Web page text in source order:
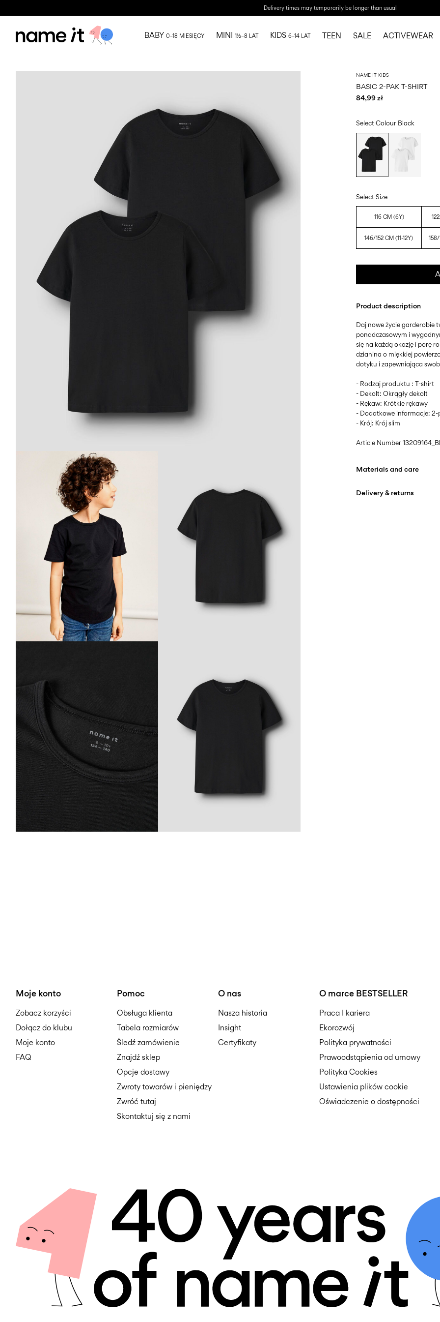
Delivery times may temporarily be longer than usual
BABY 0–18 MIESIĘCY MINI 1½–8 LAT KIDS 6–14 LAT TEEN SALE ACTIVEWEAR
NAME IT KIDS
BASIC 2-PAK T-SHIRT
84,99 zł
Select Colour Black
Select Size
116 CM (6Y)
146/152 CM (11-12Y)
Product description
Daj nowe życie garderobie
ponadczasowym i
się na każdą okazję i porę
dzianina o miękkiej
dotyku i zapewniająca
- Rodzaj produktu : T-shirt
- Dekolt: Okrągły dekolt
- Rękaw: Krótkie rękawy
- Dodatkowe informacje: 2-
- Krój: Krój slim
Article Number
Materials and care
Delivery & returns
Moje konto
Zobacz korzyści
Dołącz do klubu
Moje konto
FAQ
Pomoc
Obsługa klienta
Tabela rozmiarów
Śledź zamówienie
Znajdź sklep
Opcje dostawy
Zwroty towarów i pieniędzy
Zwróć tutaj
Skontaktuj się z nami
O nas
Nasza historia
Insight
Certyfikaty
O marce BESTSELLER
Praca I kariera
Ekorozwój
Polityka prywatności
Prawoodstąpienia od umowy
Polityka Cookies
Ustawienia plików cookie
Oświadczenie o dostępności